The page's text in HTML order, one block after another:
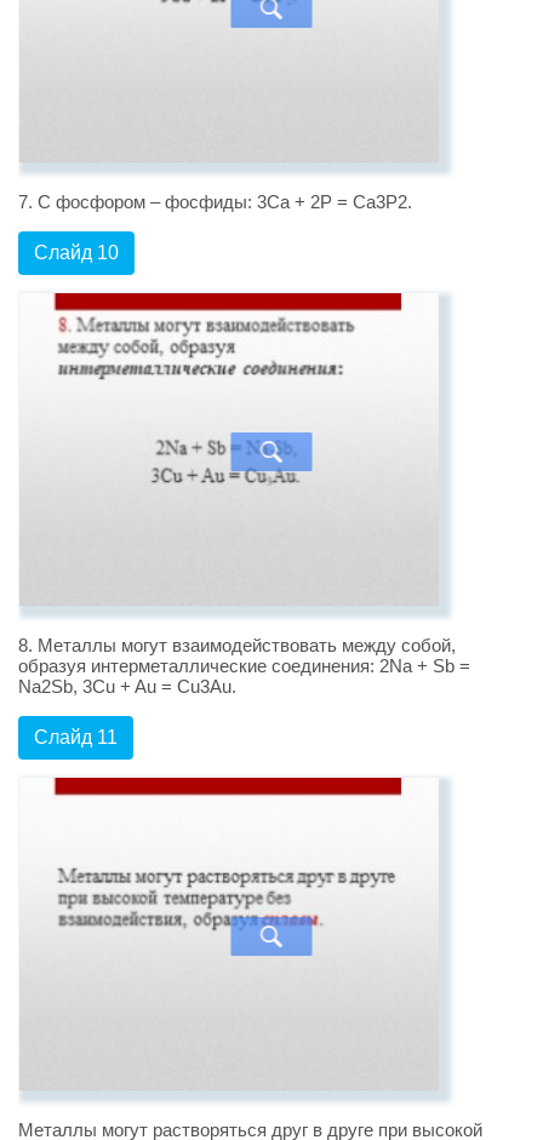
7. С фосфором – фосфиды: 3Ca + 2P = Ca3P2.
Слайд 10
8. Металлы могут взаимодействовать между собой,
образуя интерметаллические соединения: 2Na + Sb =
Na2Sb, 3Cu + Au = Cu3Au.
Слайд 11
Металлы могут растворяться друг в друге при высокой